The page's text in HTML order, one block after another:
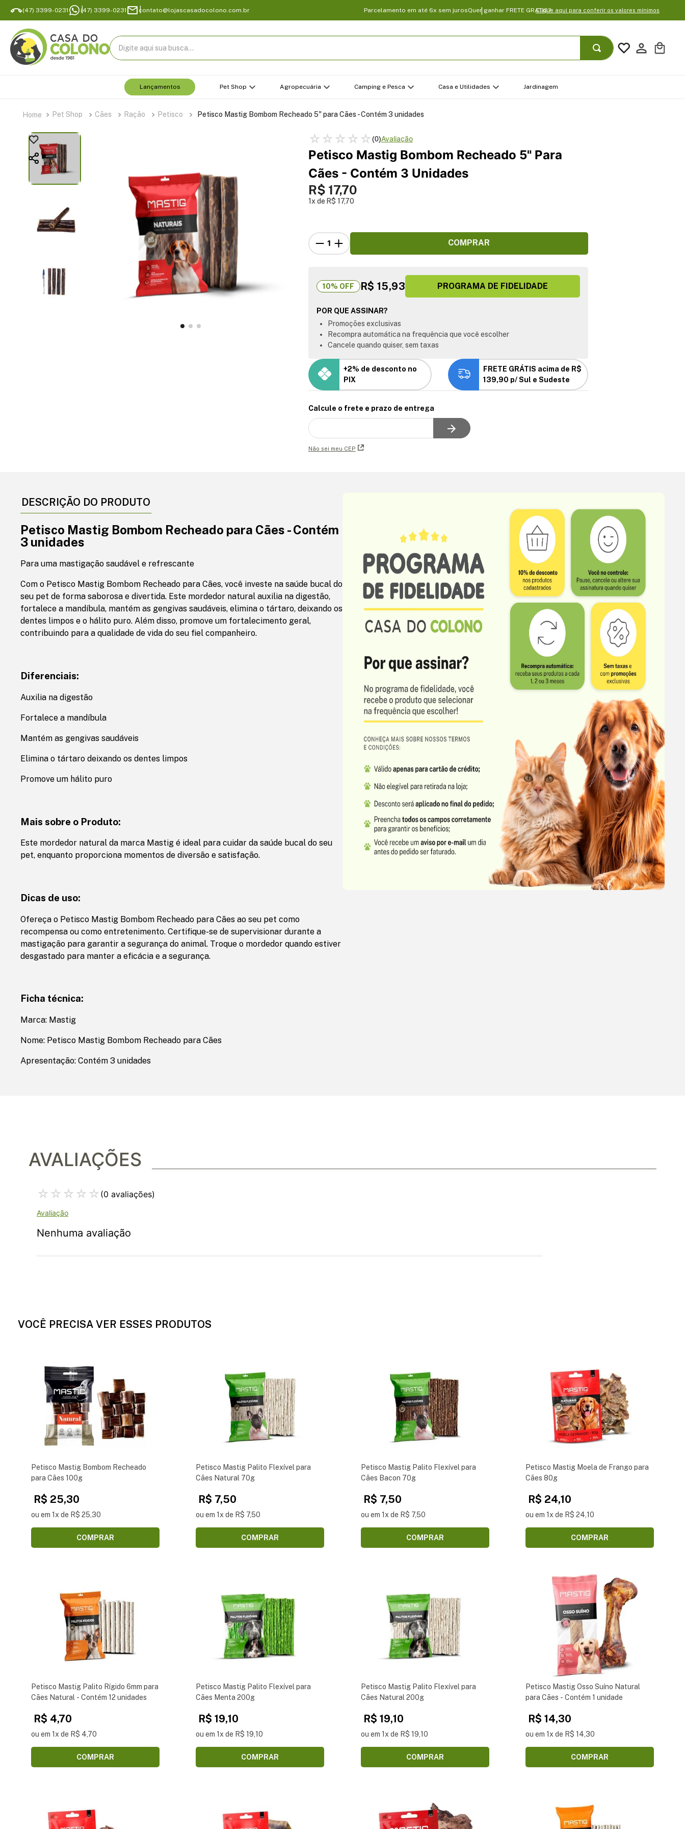
(47) 3399-0231 (47) 3399-0231 contato@lojascasadocolono.com.br Parcelamento em até 6x sem jurosQuer ganhar FRETE GRATIS?Clique aqui para conferir os valores mínimos
Digite aqui sua busca...
Lançamentos Pet Shop Agropecuária Camping e Pesca Casa e Utilidades Jardinagem
Pet Shop Cães Ração Petisco Petisco Mastig Bombom Recheado 5" para Cães - Contém 3 unidades
☆ ☆ ☆ ☆ ☆(0)
Petisco Mastig Bombom Recheado 5" Para
Cães - Contém 3 Unidades
R$ 17,70
1 R$ 17,70
COMPRAR
10% OFF R$ 15,93 PROGRAMA DE FIDELIDADE
POR QUE ASSINAR?
Promoções exclusivas
Recompra automática na frequência que você escolher
Cancele quando quiser, sem taxas
+2% de desconto no
PIX
FRETE GRÁTIS acima de R$
139,90 p/ Sul e Sudeste
Calcule o frete e prazo de entrega
Não sei meu CEP
DESCRIÇÃO DO PRODUTO
Petisco Mastig Bombom Recheado para Cães - Contém
3 unidades
Para uma mastigação saudável e refrescante
Com o Petisco Mastig Bombom Recheado para Cães, você investe na saúde bucal do
seu pet de forma saborosa e divertida. Este mordedor natural auxilia na digestão,
fortalece a mandíbula, mantém as gengivas saudáveis, elimina o tártaro, deixando os
dentes limpos e o hálito puro. Além disso, promove um fortalecimento geral,
contribuindo para a qualidade de vida do seu fiel companheiro.
Diferenciais:
Auxilia na digestão
Fortalece a mandíbula
Mantém as gengivas saudáveis
Elimina o tártaro deixando os dentes limpos
Promove um hálito puro
Mais sobre o Produto:
Este mordedor natural da marca Mastig é ideal para cuidar da saúde bucal do seu
pet, enquanto proporciona momentos de diversão e satisfação.
Dicas de uso:
Ofereça o Petisco Mastig Bombom Recheado para Cães ao seu pet como
recompensa ou como entretenimento. Certifique-se de supervisionar durante a
mastigação para garantir a segurança do animal. Troque o mordedor quando estiver
desgastado para manter a eficácia e a segurança.
Ficha técnica:
Marca: Mastig
Nome: Petisco Mastig Bombom Recheado para Cães
Apresentação: Contém 3 unidades
AVALIAÇÕES
☆ ☆ ☆ ☆ ☆ (0 avaliações)
Nenhuma avaliação
VOCÊ PRECISA VER ESSES PRODUTOS
Petisco Mastig Bombom Recheado
para Cães 100g
R$ 25,30
ou em 1x de R$ 25,30
COMPRAR
Petisco Mastig Palito Flexível para
Cães Natural 70g
R$ 7,50
ou em 1x de R$ 7,50
COMPRAR
Petisco Mastig Palito Flexível para
Cães Bacon 70g
R$ 7,50
ou em 1x de R$ 7,50
COMPRAR
Petisco Mastig Moela de Frango para
Cães 80g
R$ 24,10
ou em 1x de R$ 24,10
COMPRAR
Petisco Mastig Palito Rígido 6mm para
Cães Natural - Contém 12 unidades
R$ 4,70
ou em 1x de R$ 4,70
COMPRAR
Petisco Mastig Palito Flexível para
Cães Menta 200g
R$ 19,10
ou em 1x de R$ 19,10
COMPRAR
Petisco Mastig Palito Flexível para
Cães Natural 200g
R$ 19,10
ou em 1x de R$ 19,10
COMPRAR
Petisco Mastig Osso Suíno Natural
para Cães - Contém 1 unidade
R$ 14,30
ou em 1x de R$ 14,30
COMPRAR